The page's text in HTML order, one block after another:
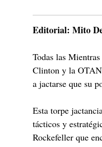
Editorial: Mito
Todas las
Clinton y la OTAN
a jactarse que su
Esta torpe
tácticos y
Rockefeller que